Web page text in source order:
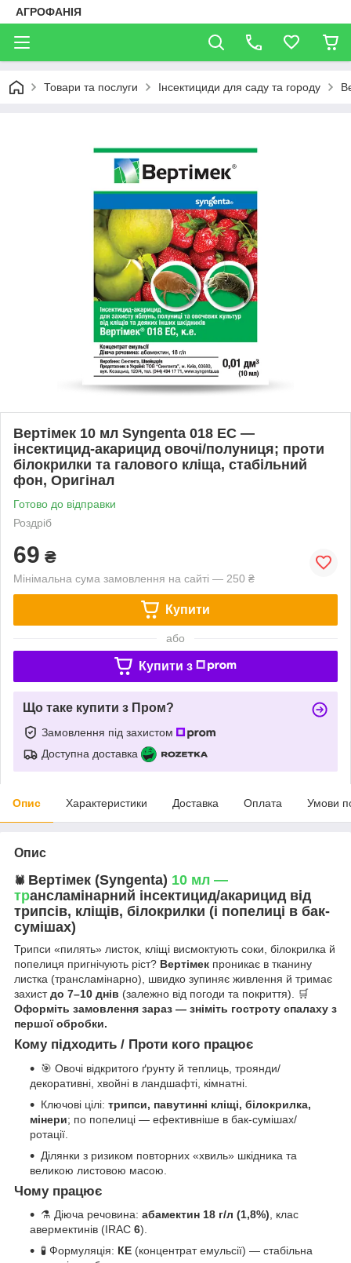
АГРОФАНІЯ
Товари та послуги Інсектициди для саду та городу
Вертімек 10 мл Syngenta 018 EC —
інсектицид-акарицид овочі/полуниця; проти
білокрилки та галового кліща, стабільний
фон, Оригінал
Готово до відправки
Роздріб
69 ₴
Мінімальна сума замовлення на сайті — 250 ₴
Купити
або
Купити з
Що таке купити з Пром?
Замовлення під захистом
Доступна доставка
Опис Характеристики Доставка Оплата Умови
Опис
🕷️ Вертімек (Syngenta) 10 мл —
трансламінарний інсектицид/акарицид від
трипсів, кліщів, білокрилки (і попелиці в бак-
сумішах)
Трипси «пилять» листок, кліщі висмоктують соки, білокрилка й
попелиця пригнічують ріст? Вертімек проникає в тканину
листка (трансламінарно), швидко зупиняє живлення й тримає
захистдо 7–10 днів (залежно від погоди та покриття). 🛒
Оформіть замовлення зараз — зніміть гостроту спалаху з
першої обробки.
Кому підходить / Проти кого працює
🎯 Овочі відкритого ґрунту й теплиць, троянди/
декоративні, хвойні в ландшафті, кімнатні.
Ключові цілі: трипси, павутинні кліщі, білокрилка,
мінери; по попелиці — ефективніше в бак-сумішах/
ротації.
Ділянки з ризиком повторних «хвиль» шкідника та
великою листовою масою.
Чому працює
⚗️ Діюча речовина: абамектин 18 г/л (1,8%), клас
авермектинів (IRAC 6).
🧪 Формуляція: КЕ (концентрат емульсії) — стабільна